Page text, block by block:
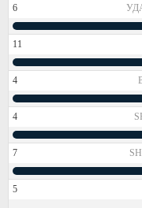
6
11
4
4
7
5